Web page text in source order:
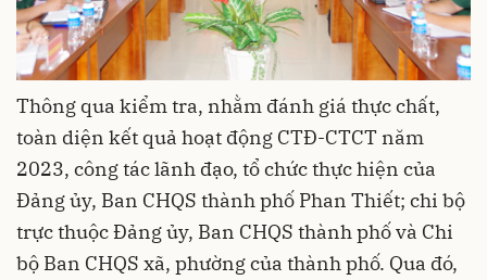
Thông qua kiểm tra, nhằm đánh giá thực chất,
toàn diện kết quả hoạt động CTĐ-CTCT năm
2023, công tác lãnh đạo, tổ chức thực hiện của
Đảng ủy, Ban CHQS thành phố Phan Thiết; chi bộ
trực thuộc Đảng ủy, Ban CHQS thành phố và Chi
bộ Ban CHQS xã, phường của thành phố. Qua đó,